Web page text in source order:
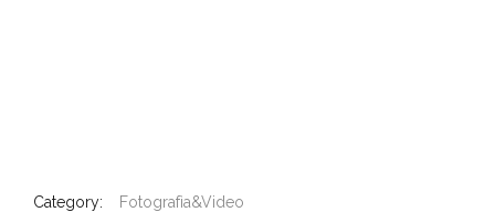
Category: Fotografìa&Video